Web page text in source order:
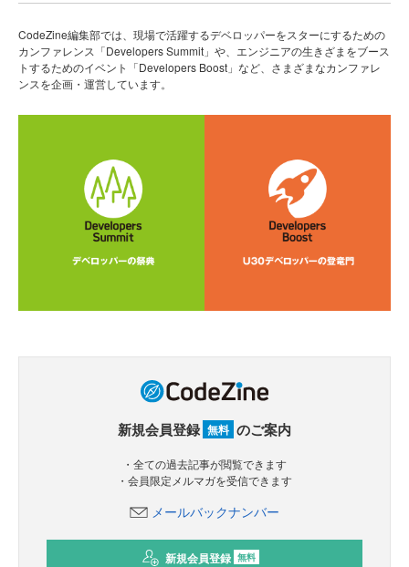
CodeZine編集部では、現場で活躍するデベロッパーをスターにするための
カンファレンス「Developers Summit」や、エンジニアの生きざまをブース
トするためのイベント「Developers Boost」など、さまざまなカンファレ
ンスを企画・運営しています。
新規会員登録 無料 のご案内
・全ての過去記事が閲覧できます
・会員限定メルマガを受信できます
メールバックナンバー
新規会員登録 無料